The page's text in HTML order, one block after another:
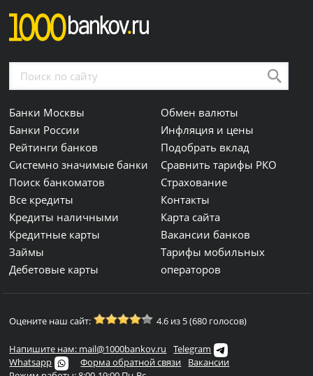
Банки Москвы
Банки России
Рейтинги банков
Системно значимые банки
Поиск банкоматов
Все кредиты
Кредиты наличными
Кредитные карты
Займы
Дебетовые карты
Обмен валюты
Инфляция и цены
Подобрать вклад
Сравнить тарифы РКО
Страхование
Контакты
Карта сайта
Вакансии банков
Тарифы мобильных
операторов
Оцените наш сайт: 4.6 из 5 (680 голосов)
Напишите нам: mail@1000bankov.ru
Telegram
Whatsapp
Форма обратной связи
Вакансии